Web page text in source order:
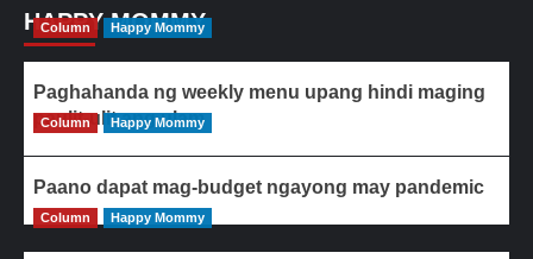
HAPPY MOMMY
Column Happy Mommy
Paghahanda ng weekly menu upang hindi maging
paulit-ulit ang ulam
Column Happy Mommy
Paano dapat mag-budget ngayong may pandemic
Column Happy Mommy